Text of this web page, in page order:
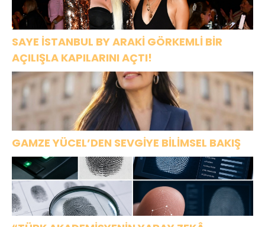
SAYE İSTANBUL BY ARAKİ GÖRKEMLİ BİR
AÇILIŞLA KAPILARINI AÇTI!
GAMZE YÜCEL’DEN SEVGİYE BİLİMSEL BAKIŞ